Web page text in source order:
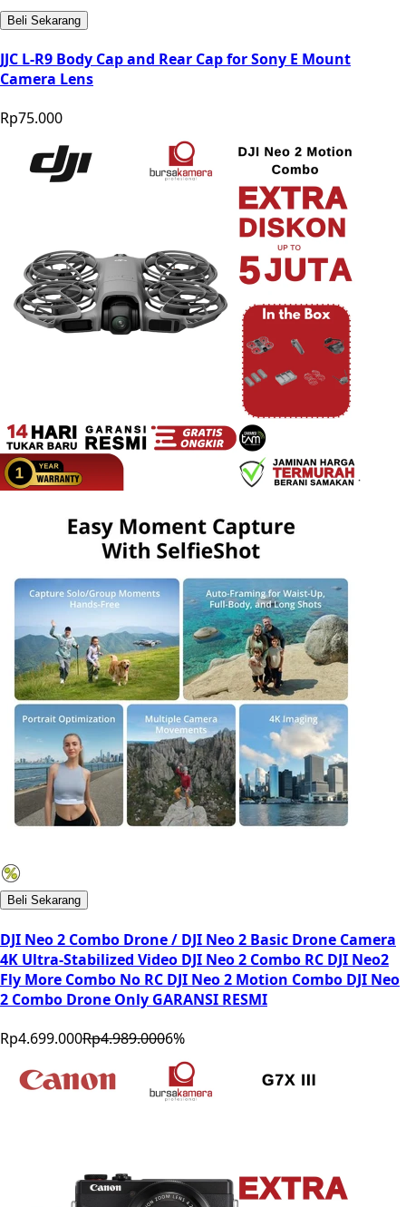
Beli Sekarang
JJC L-R9 Body Cap and Rear Cap for Sony E Mount
Camera Lens
Rp75.000
Beli Sekarang
DJI Neo 2 Combo Drone / DJI Neo 2 Basic Drone Camera
4K Ultra-Stabilized Video DJI Neo 2 Combo RC DJI Neo2
Fly More Combo No RC DJI Neo 2 Motion Combo DJI Neo
2 Combo Drone Only GARANSI RESMI
Rp4.699.000Rp4.989.0006%